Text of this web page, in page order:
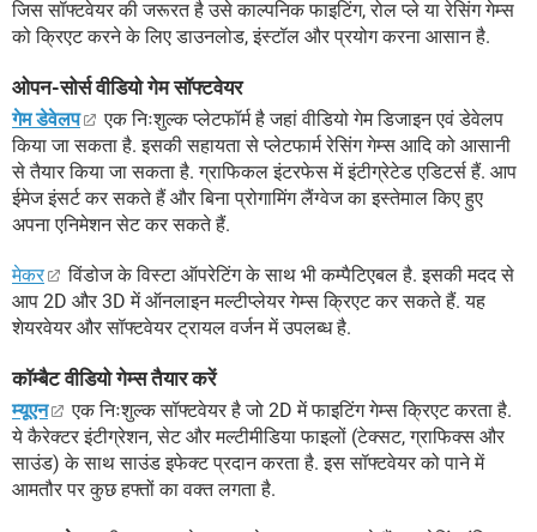
जिस सॉफ्टवेयर की जरूरत है उसे काल्पनिक फाइटिंग, रोल प्ले या रेसिंग गेम्स
को क्रिएट करने के लिए डाउनलोड, इंस्टॉल और प्रयोग करना आसान है.
ओपन-सोर्स वीडियो गेम सॉफ्टवेयर
गेम डेवेलप
एक निःशुल्क प्लेटफॉर्म है जहां वीडियो गेम डिजाइन एवं डेवेलप
किया जा सकता है. इसकी सहायता से प्लेटफार्म रेसिंग गेम्स आदि को आसानी
से तैयार किया जा सकता है. ग्राफिकल इंटरफेस में इंटीग्रेटेड एडिटर्स हैं. आप
ईमेज इंसर्ट कर सकते हैं और बिना प्रोगामिंग लैंग्वेज का इस्तेमाल किए हुए
अपना एनिमेशन सेट कर सकते हैं.
मेकर
विंडोज के विस्टा ऑपरेटिंग के साथ भी कम्पैटिएबल है. इसकी मदद से
आप 2D और 3D में ऑनलाइन मल्टीप्लेयर गेम्स क्रिएट कर सकते हैं. यह
शेयरवेयर और सॉफ्टवेयर ट्रायल वर्जन में उपलब्ध है.
कॉम्बैट वीडियो गेम्स तैयार करें
म्यूएन
एक निःशुल्क सॉफ्टवेयर है जो 2D में फाइटिंग गेम्स क्रिएट करता है.
ये कैरेक्टर इंटीग्रेशन, सेट और मल्टीमीडिया फाइलों (टेक्सट, ग्राफिक्स और
साउंड) के साथ साउंड इफेक्ट प्रदान करता है. इस सॉफ्टवेयर को पाने में
आमतौर पर कुछ हफ्तों का वक्त लगता है.